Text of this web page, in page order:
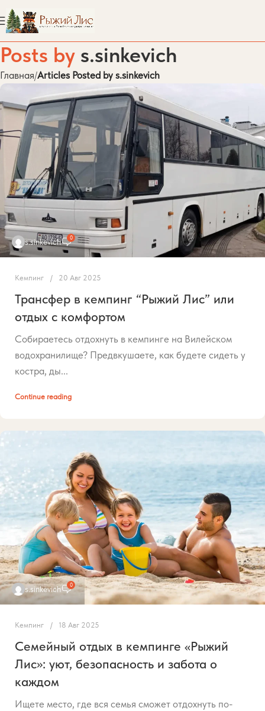
Posts by s.sinkevich
Главная Articles Posted by s.sinkevich
s.sinkevich 0
Кемпинг 20 Авг 2025
Трансфер в кемпинг “Рыжий Лис” или
отдых с комфортом
Собираетесь отдохнуть в кемпинге на Вилейском
водохранилище? Предвкушаете, как будете сидеть у
костра, ды...
Continue reading
s.sinkevich 0
Кемпинг 18 Авг 2025
Семейный отдых в кемпинге «Рыжий
Лис»: уют, безопасность и забота о
каждом
Ищете место, где вся семья сможет отдохнуть по-